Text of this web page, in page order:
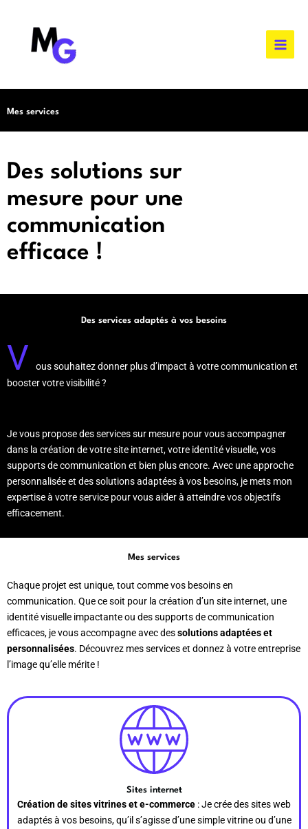
contenu
Mes services
Des solutions sur
mesure pour une
communication
efficace !
Des services adaptés à vos besoins
V
ous souhaitez donner plus d’impact à votre communication et
booster votre visibilité ?
Je vous propose des services sur mesure pour vous accompagner
dans la création de votre site internet, votre identité visuelle, vos
supports de communication et bien plus encore. Avec une approche
personnalisée et des solutions adaptées à vos besoins, je mets mon
expertise à votre service pour vous aider à atteindre vos objectifs
efficacement.
Mes services
Chaque projet est unique, tout comme vos besoins en
communication. Que ce soit pour la création d’un site internet, une
identité visuelle impactante ou des supports de communication
efficaces, je vous accompagne avec dessolutions adaptées et
personnalisées. Découvrez mes services et donnez à votre entreprise
l’image qu’elle mérite !
Sites internet
Création de sites vitrines et e-commerce : Je crée des sites web
adaptés à vos besoins, qu’il s’agisse d’une simple vitrine ou d’une